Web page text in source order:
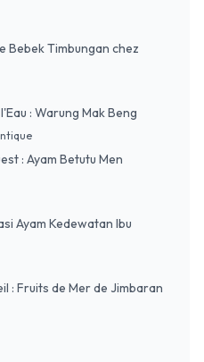
Bebek Timbungan chez
: Warung Mak Beng
: Ayam Betutu Men
Ayam Kedewatan Ibu
: Fruits de Mer de Jimbaran